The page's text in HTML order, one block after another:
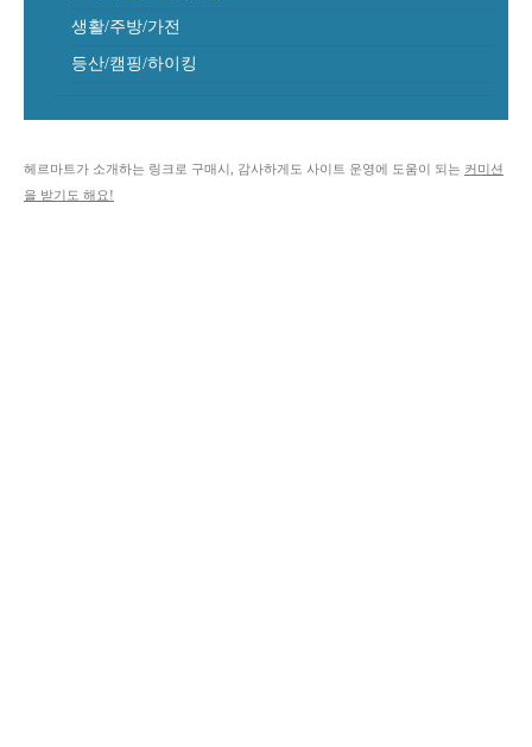
생활/주방/가전
등산/캠핑/하이킹
헤르마트가 소개하는 링크로 구매시, 감사하게도 사이트 운영에 도움이 되는 커미션
을 받기도 해요!